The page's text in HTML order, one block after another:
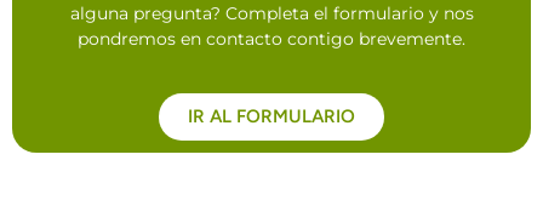
alguna pregunta? Completa el formulario y nos
pondremos en contacto contigo brevemente.
IR AL FORMULARIO